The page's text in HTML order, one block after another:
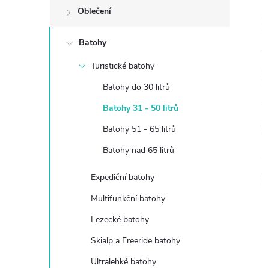
t
Oblečení
Batohy
Turistické batohy
Batohy do 30 litrů
Batohy 31 - 50 litrů
Batohy 51 - 65 litrů
Batohy nad 65 litrů
Expediční batohy
Multifunkční batohy
Lezecké batohy
Skialp a Freeride batohy
Ultralehké batohy